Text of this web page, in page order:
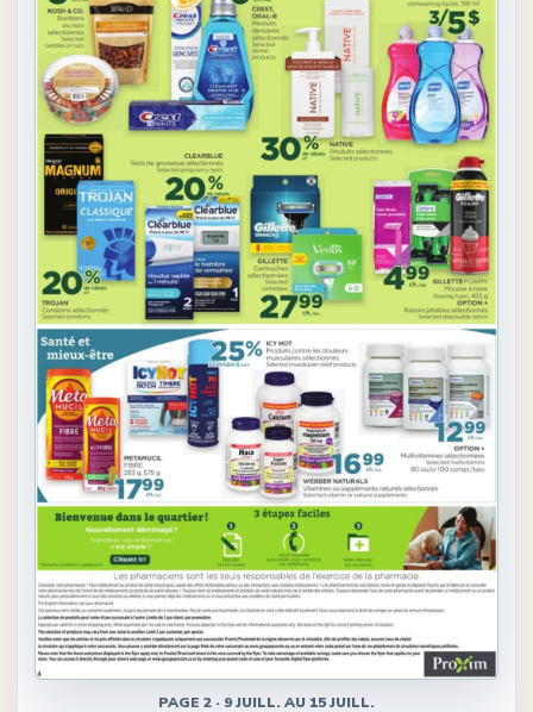
PAGE 2 · 9 JUILL. AU 15 JUILL.